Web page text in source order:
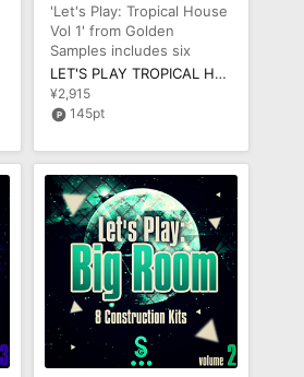
'Let's Play: Tropical House
Vol 1' from Golden
Samples includes six
fantastic Construction Kits
pack
LET'S PLAY TROPICAL HOUSE VOL 1
¥2,915
145pt